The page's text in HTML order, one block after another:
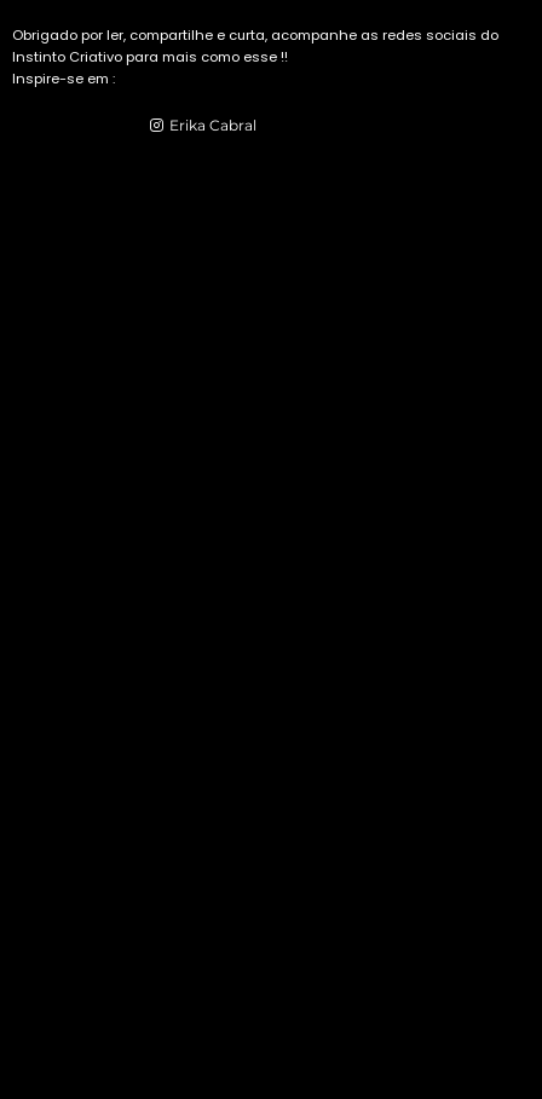
Obrigado por ler, compartilhe e curta, acompanhe as redes sociais do
Instinto Criativo para mais como esse !!
Inspire-se em :
Erika Cabral